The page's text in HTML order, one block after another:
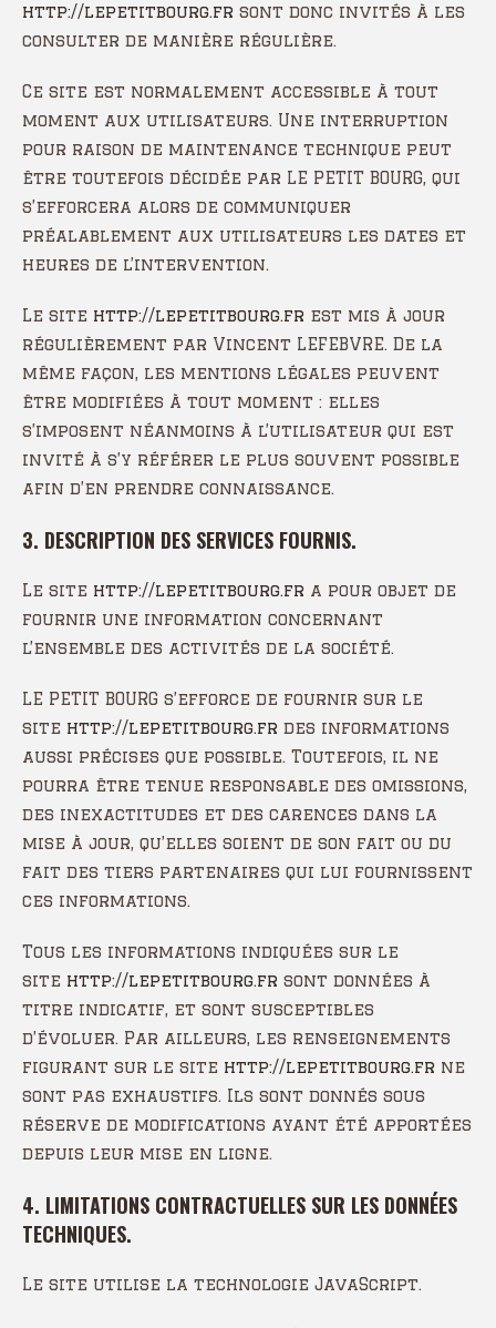
http://lepetitbourg.fr sont donc invités à les
consulter de manière régulière.
Ce site est normalement accessible à tout
moment aux utilisateurs. Une interruption
pour raison de maintenance technique peut
être toutefois décidée par LE PETIT BOURG, qui
s’efforcera alors de communiquer
préalablement aux utilisateurs les dates et
heures de l’intervention.
Le site http://lepetitbourg.fr est mis à jour
régulièrement par Vincent LEFEBVRE. De la
même façon, les mentions légales peuvent
être modifiées à tout moment : elles
s’imposent néanmoins à l’utilisateur qui est
invité à s’y référer le plus souvent possible
afin d’en prendre connaissance.
3. DESCRIPTION DES SERVICES FOURNIS.
Le site http://lepetitbourg.fr a pour objet de
fournir une information concernant
l’ensemble des activités de la société.
LE PETIT BOURG s’efforce de fournir sur le
site http://lepetitbourg.fr des informations
aussi précises que possible. Toutefois, il ne
pourra être tenue responsable des omissions,
des inexactitudes et des carences dans la
mise à jour, qu’elles soient de son fait ou du
fait des tiers partenaires qui lui fournissent
ces informations.
Tous les informations indiquées sur le
site http://lepetitbourg.fr sont données à
titre indicatif, et sont susceptibles
d’évoluer. Par ailleurs, les renseignements
figurant sur le site http://lepetitbourg.fr ne
sont pas exhaustifs. Ils sont donnés sous
réserve de modifications ayant été apportées
depuis leur mise en ligne.
4. LIMITATIONS CONTRACTUELLES SUR LES DONNÉES
TECHNIQUES.
Le site utilise la technologie JavaScript.